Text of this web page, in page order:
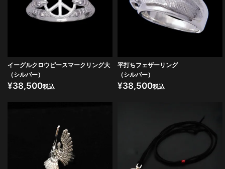
イーグルクロウピースマークリング大
（シルバー）
¥38,500税込
平打ちフェザーリング
（シルバー）
¥38,500税込